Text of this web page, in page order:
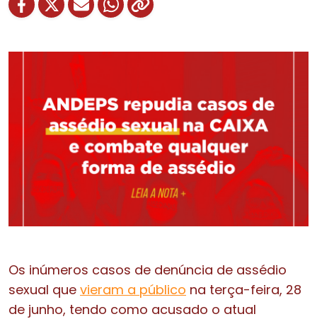
Os inúmeros casos de denúncia de assédio
sexual que vieram a público na terça-feira, 28
de junho, tendo como acusado o atual